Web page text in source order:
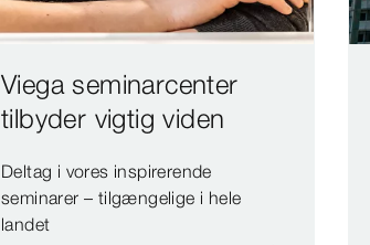
Viega seminarcenter
tilbyder vigtig viden
Deltag i vores inspirerende
seminarer – tilgængelige i hele
landet